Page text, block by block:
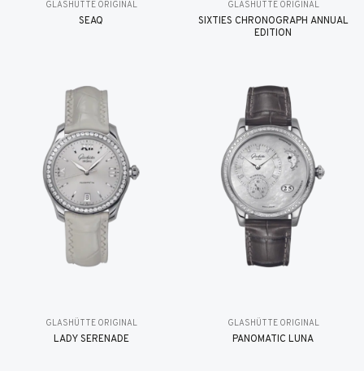
GLASHÜTTE ORIGINAL
SEAQ
GLASHÜTTE ORIGINAL
SIXTIES CHRONOGRAPH ANNUAL
EDITION
GLASHÜTTE ORIGINAL
LADY SERENADE
GLASHÜTTE ORIGINAL
PANOMATIC LUNA